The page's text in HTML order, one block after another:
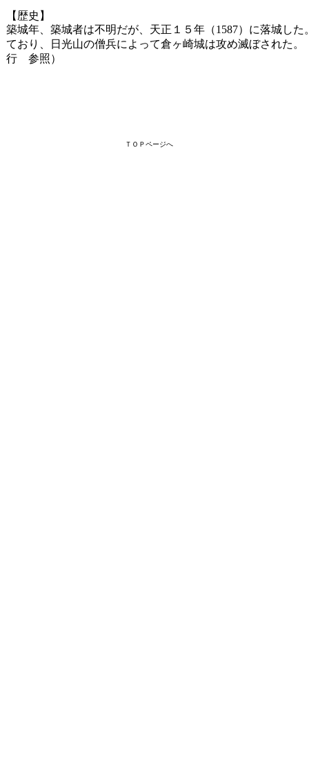
築城年、築城者は不明だが、天正１５年（1587）に落城し
ており、日光山の僧兵によって倉ヶ崎城は攻め滅ぼされた
行 参照）
【歴史】
ＴＯＰページへ